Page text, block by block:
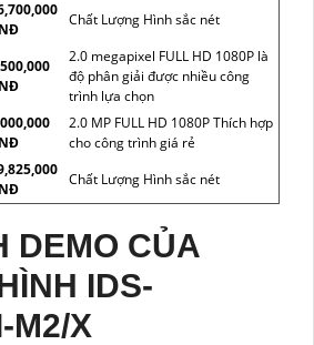
Chất Lượng Hình sắc nét
2.0 megapixel FULL HD 1080P là
độ phân giải được nhiều công
trình lựa chọn
2.0 MP FULL HD 1080P Thích hợp
cho công trình giá rẻ
Chất Lượng Hình sắc nét
DEMO CỦA
IDS-
M2/X